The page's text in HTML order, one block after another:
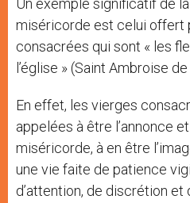
Un exemple significatif de
miséricorde est celui offert
consacrées qui sont « les
l’église » (Saint Ambroise
En effet, les vierges
appelées à être l’annonce
miséricorde, à en être
une vie faite de patience
d’attention, de discrétion et